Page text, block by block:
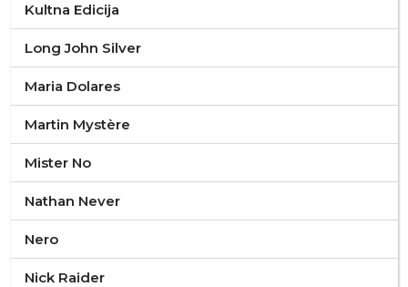
Kultna Edicija
Long John Silver
Maria Dolares
Martin Mystère
Mister No
Nathan Never
Nero
Nick Raider